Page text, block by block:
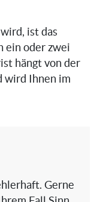
ist das
ein oder zwei
hängt von der
wird Ihnen im
Gerne